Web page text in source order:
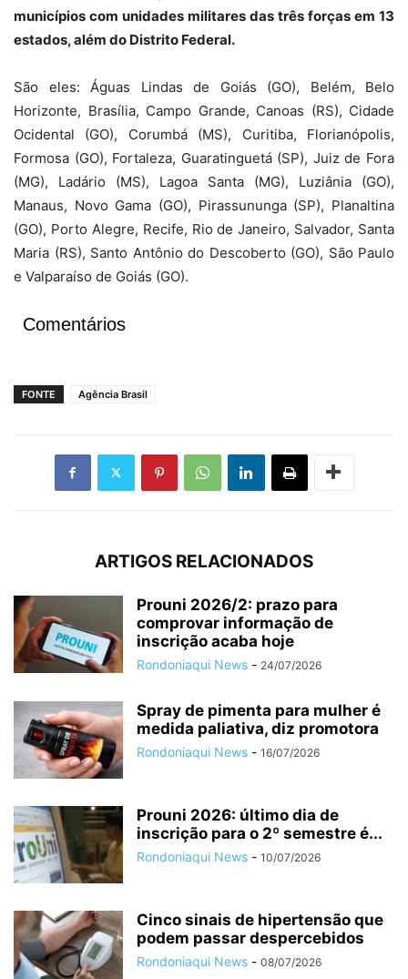
municípios com unidades militares das três forças em 13
estados, além do Distrito Federal.
São eles: Águas Lindas de Goiás (GO), Belém, Belo
Horizonte, Brasília, Campo Grande, Canoas (RS), Cidade
Ocidental (GO), Corumbá (MS), Curitiba, Florianópolis,
Formosa (GO), Fortaleza, Guaratinguetá (SP), Juiz de Fora
(MG), Ladário (MS), Lagoa Santa (MG), Luziânia (GO),
Manaus, Novo Gama (GO), Pirassununga (SP), Planaltina
(GO), Porto Alegre, Recife, Rio de Janeiro, Salvador, Santa
Maria (RS), Santo Antônio do Descoberto (GO), São Paulo
e Valparaíso de Goiás (GO).
Comentários
FONTE Agência Brasil
ARTIGOS RELACIONADOS
Prouni 2026/2: prazo para
comprovar informação de
inscrição acaba hoje
Rondoniaqui News - 24/07/2026
Spray de pimenta para mulher é
medida paliativa, diz promotora
Rondoniaqui News - 16/07/2026
Prouni 2026: último dia de
inscrição para o 2º semestre é...
Rondoniaqui News - 10/07/2026
Cinco sinais de hipertensão que
podem passar despercebidos
Rondoniaqui News - 08/07/2026